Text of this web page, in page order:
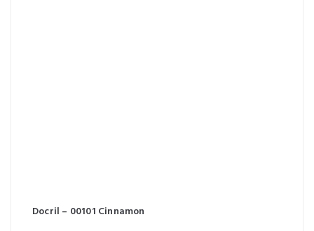
Docril – 00101 Cinnamon